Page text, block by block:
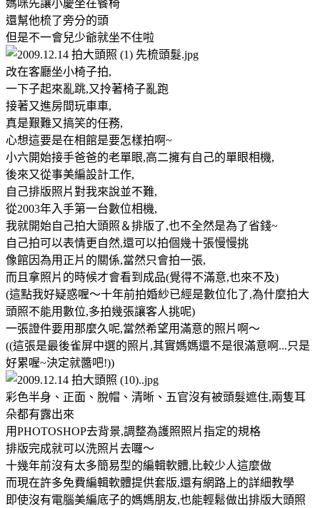
媽咪先讓小慶坐在餐椅
還幫他梳了旁分的頭
但是不一會兒少爺就坐不住啦
改在客廳坐小椅子拍,
一下子起來亂跳,又拎著椅子亂跑
接著又進房間玩車車,
真是艱難又搞笑的任務,
心想這要是在相館是要怎樣拍啊~
小六開始接手爸爸的老單眼,高二擁有自己的單眼相機,
後來又從事美編設計工作,
自己排版照片對我來說並不難,
從2003年入手第一台數位相機,
我就開始自己拍大頭照＆排版了,也不全然是為了省錢~
自己拍可以表情更自然,還可以拍個幾十張慢慢挑
像館因為用正片的關係,當然只會拍一張,
而且拿照片的時候才會看到成品(覺得不滿意,也來不及)
(這點我好疑惑喔～十年前拍婚紗已經是數位化了,為什麼拍大
頭照不能用數位,多拍幾張讓客人挑呢)
一張證件要用那麼久呢,當然希望用滿意的照片啊～
((這張是最後雀屏中選的照片,其實媽媽還不是很滿意啊...只是
好累喔~決定就醬吧!))
彩色半身、正面、脫帽、清晰、五官沒有被頭髮遮住,兩隻耳
朵都有露出來
用PHOTOSHOP去背景,調整為護照照片指定的規格
排版完成就可以洗照片去囉～
十幾年前沒有太多簡易型的編輯軟體,比較少人這麼做
而現在許多免費編輯軟體提供套版,還有網路上的詳細教學
即使沒有電腦美編底子的媽媽朋友,也能輕鬆做出排版大頭照